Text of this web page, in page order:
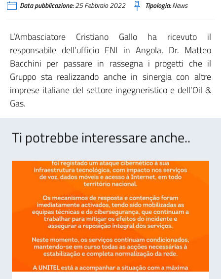
Data pubblicazione:25 Febbraio 2022 Tipologia:News
L’Ambasciatore Cristiano Gallo ha ricevuto il
responsabile dell’ufficio ENI in Angola, Dr. Matteo
Bacchini per passare in rassegna i progetti che il
Gruppo sta realizzando anche in sinergia con altre
imprese italiane del settore ingegneristico e dell’Oil &
Gas.
Ti potrebbe interessare anche..